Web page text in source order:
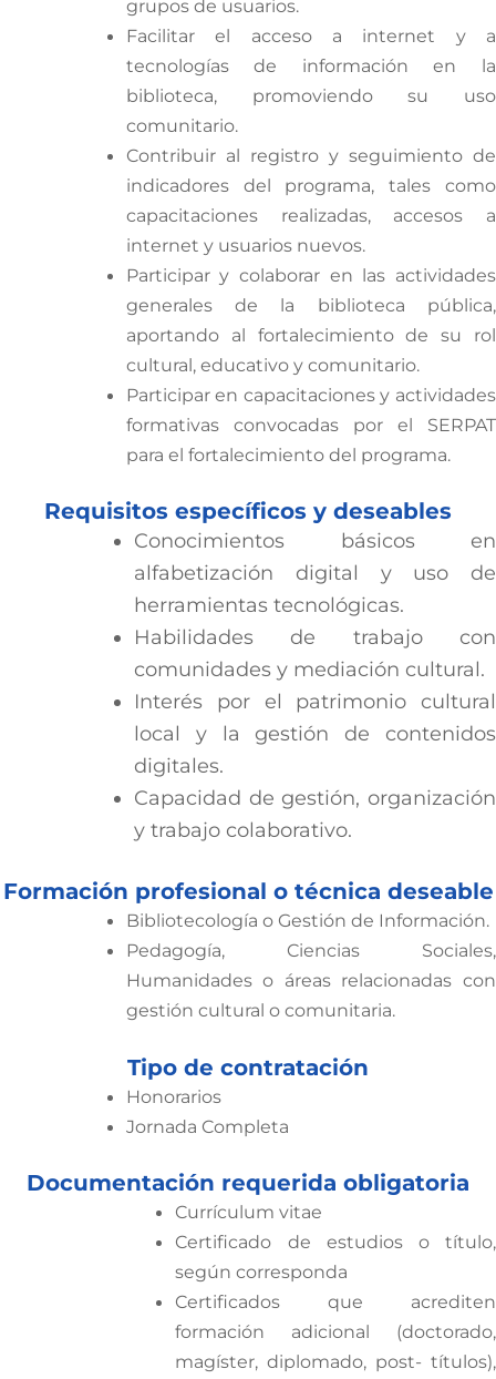
grupos de usuarios.
Facilitar el acceso a internet y a
tecnologías de información en la
biblioteca, promoviendo su uso
comunitario.
Contribuir al registro y seguimiento de
indicadores del programa, tales como
capacitaciones realizadas, accesos a
internet y usuarios nuevos.
Participar y colaborar en las actividades
generales de la biblioteca pública,
aportando al fortalecimiento de su rol
cultural, educativo y comunitario.
Participar en capacitaciones y actividades
formativas convocadas por el SERPAT
para el fortalecimiento del programa.
Requisitos específicos y deseables
Conocimientos básicos en
alfabetización digital y uso de
herramientas tecnológicas.
Habilidades de trabajo con
comunidades y mediación cultural.
Interés por el patrimonio cultural
local y la gestión de contenidos
digitales.
Capacidad de gestión, organización
y trabajo colaborativo.
Formación profesional o técnica deseable
Bibliotecología o Gestión de Información.
Pedagogía, Ciencias Sociales,
Humanidades o áreas relacionadas con
gestión cultural o comunitaria.
Tipo de contratación
Honorarios
Jornada Completa
Documentación requerida obligatoria
Currículum vitae
Certificado de estudios o título,
según corresponda
Certificados que acrediten
formación adicional (doctorado,
magíster, diplomado, post- títulos),